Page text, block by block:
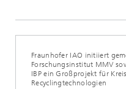
Fraunhofer IAO initiiert
Forschungsinstitut MMV
IBP ein Großprojekt für
Recyclingtechnologien